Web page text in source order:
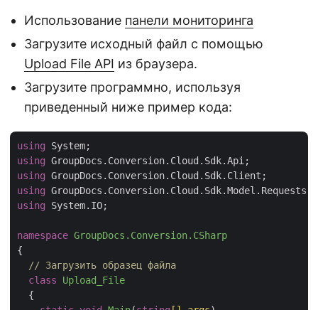
Использование панели мониторинга
Загрузите исходный файл с помощью
Upload File API из браузера.
Загрузите программно, используя
приведенный ниже пример кода:
using
using
using
using
using System.IO;
namespace GroupDocs.Conversion.CSharp
{
// Загрузить образец файла
class
Upload_File
  {